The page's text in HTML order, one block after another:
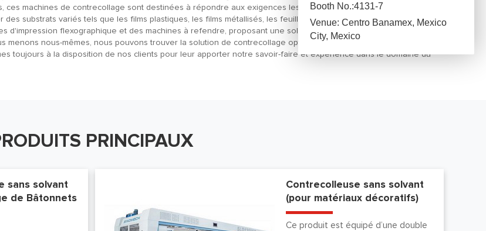
machines de contrecollage sont destinées à répondre aux exigences les plus élevées en matière de qualité,
substrats variés tels que les films plastiques, les films métallisés, les feuilles d'aluminium, les films rigides, le
d'impression flexographique et des machines à refendre, proposant une solution unique pour la fabrication de
nous-mêmes, nous pouvons trouver la solution de contrecollage optimale et adaptée à chaque produit,
toujours à la disposition de nos clients pour leur apporter notre savoir-faire et expérience dans le domaine du
PRINCIPAUX
sans solvant
de Bâtonnets
Contrecolleuse sans solvant
(pour matériaux décoratifs)
Ce produit est équipé d’une double
Booth No.:4131-7
Venue: Centro Banamex, Mexico
City, Mexico